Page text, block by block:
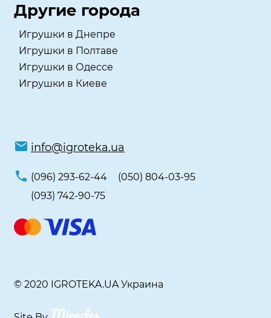
Другие города
Игрушки в Днепре
Игрушки в Полтаве
Игрушки в Одессе
Игрушки в Киеве
info@igroteka.ua
(096) 293-62-44
(050) 804-03-95
(093) 742-90-75
© 2020 IGROTEKA.UA Украина